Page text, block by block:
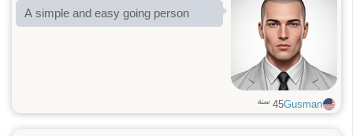
A simple and easy going person
Gusman
45 سنة